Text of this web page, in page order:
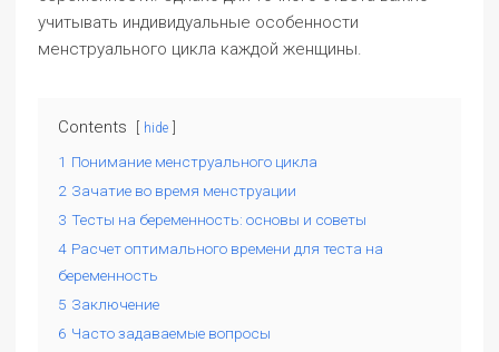
учитывать индивидуальные особенности
менструального цикла каждой женщины.
Contents hide
1 Понимание менструального цикла
2 Зачатие во время менструации
3 Тесты на беременность: основы и советы
4 Расчет оптимального времени для теста на
беременность
5 Заключение
6 Часто задаваемые вопросы